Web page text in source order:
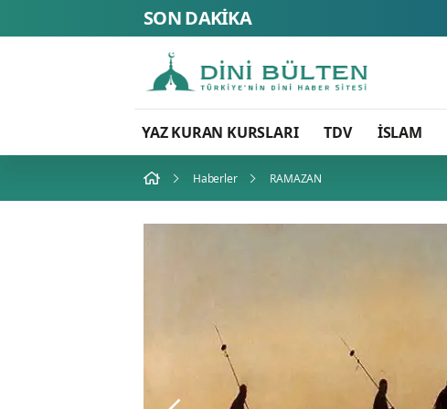
SON DAKİKA
YAZ KURAN KURSLARI TDV İSLAM
Haberler RAMAZAN